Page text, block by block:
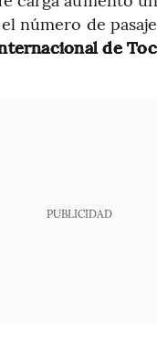
número de
de
PUBLICIDAD